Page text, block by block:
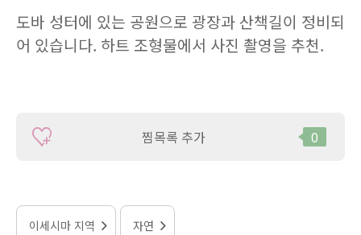
도바 성터에 있는 공원으로 광장과 산책길이 정비되
어 있습니다. 하트 조형물에서 사진 촬영을 추천.
찜목록 추가 0
이세시마 지역 자연